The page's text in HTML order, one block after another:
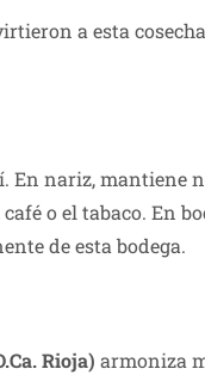
a esta
En nariz, mantiene
o el tabaco. En
de esta bodega.
Rioja) armoniza